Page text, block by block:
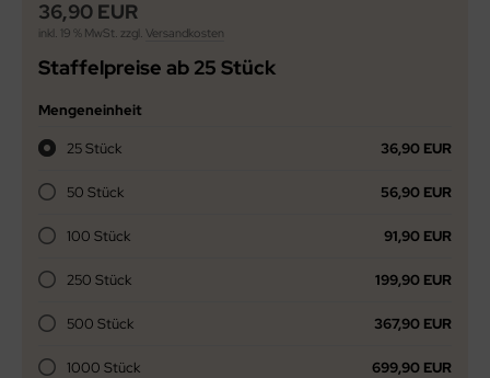
36,90 EUR
inkl. 19 % MwSt. zzgl. Versandkosten
Staffelpreise ab 25 Stück
Mengeneinheit
25 Stück 36,90 EUR
50 Stück 56,90 EUR
100 Stück 91,90 EUR
250 Stück 199,90 EUR
500 Stück 367,90 EUR
1000 Stück 699,90 EUR